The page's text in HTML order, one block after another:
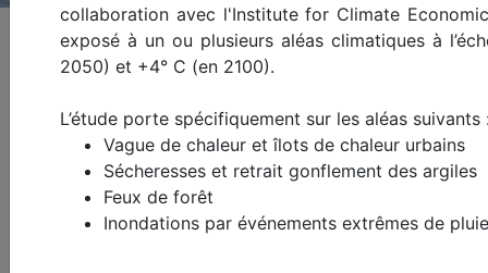
Homepage > Resource center
Theme Country
collaboration avec l'Institute for Climate
exposé à un ou plusieurs aléas climatiques à
2050) et +4° C (en 2100).
L’étude porte spécifiquement sur les aléas suivants
Vague de chaleur et îlots de chaleur urbains
Sécheresses et retrait gonflement des argiles
Feux de forêt
Inondations par événements extrêmes de